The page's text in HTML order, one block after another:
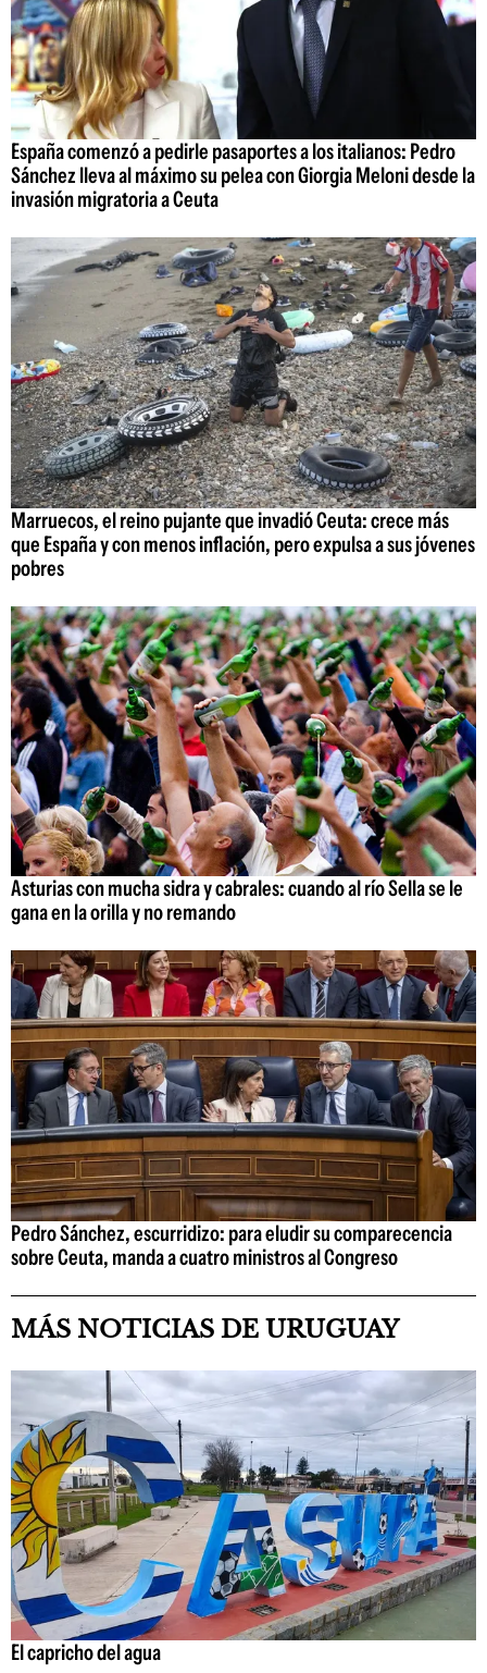
España comenzó a pedirle pasaportes a los italianos: Pedro
Sánchez lleva al máximo su pelea con Giorgia Meloni desde la
invasión migratoria a Ceuta
Marruecos, el reino pujante que invadió Ceuta: crece más
que España y con menos inflación, pero expulsa a sus jóvenes
pobres
Asturias con mucha sidra y cabrales: cuando al río Sella se le
gana en la orilla y no remando
Pedro Sánchez, escurridizo: para eludir su comparecencia
sobre Ceuta, manda a cuatro ministros al Congreso
MÁS NOTICIAS DE URUGUAY
El capricho del agua